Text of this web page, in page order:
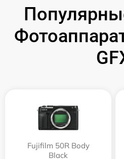
Fujifilm 50R Body
Black